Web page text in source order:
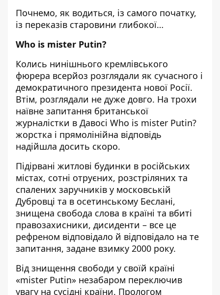
Почнемо, як водиться, із самого початку,
із переказів старовини глибокої…
Who is mister Putin?
Колись нинішнього кремлівського
фюрера всерйоз розглядали як сучасного і
демократичного президента нової Росії.
Втім, розглядали не дуже довго. На трохи
наївне запитання британської
журналістки в Давосі Who is mister Putin?
жорстка і прямолінійна відповідь
надійшла досить скоро.
Підірвані житлові будинки в російських
містах, сотні отруєних, розстріляних та
спалених заручників у московській
Дубровці та в осетинському Беслані,
знищена свобода слова в країні та вбиті
правозахисники, дисиденти – все це
рефреном відповідало й відповідало на те
запитання, задане взимку 2000 року.
Від знищення свободи у своїй країні
«mister Putin» незабаром переключив
увагу на сусідні країни. Прологом